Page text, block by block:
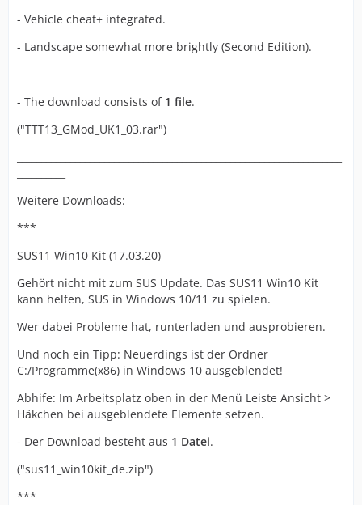
- Vehicle cheat+ integrated.
- Landscape somewhat more brightly (Second Edition).
- The download consists of 1 file.
("TTT13_GMod_UK1_03.rar")
Weitere Downloads:
***
SUS11 Win10 Kit (17.03.20)
Gehört nicht mit zum SUS Update. Das SUS11 Win10 Kit
kann helfen, SUS in Windows 10/11 zu spielen.
Wer dabei Probleme hat, runterladen und ausprobieren.
Und noch ein Tipp: Neuerdings ist der Ordner
C:/Programme(x86) in Windows 10 ausgeblendet!
Abhife: Im Arbeitsplatz oben in der Menü Leiste Ansicht >
Häkchen bei ausgeblendete Elemente setzen.
- Der Download besteht aus 1 Datei.
("sus11_win10kit_de.zip")
***